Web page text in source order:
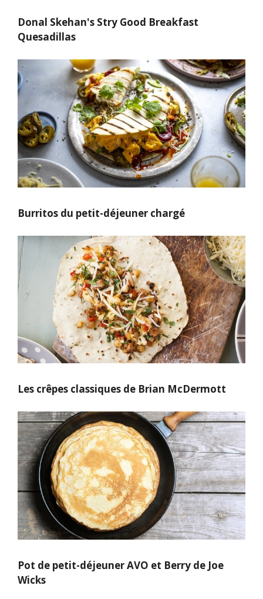
Donal Skehan's Stry Good Breakfast
Quesadillas
Burritos du petit-déjeuner chargé
Les crêpes classiques de Brian McDermott
Pot de petit-déjeuner AVO et Berry de Joe
Wicks